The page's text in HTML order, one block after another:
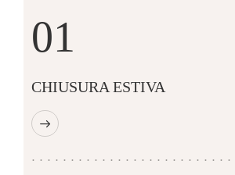
01
CHIUSURA ESTIVA